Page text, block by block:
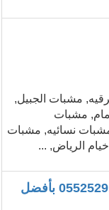
مشبات الجبيل,
مشبات
نسائيه, مشبات
الرياض, ...
شراء اثاث مستعمل 0552529166 بأفضل